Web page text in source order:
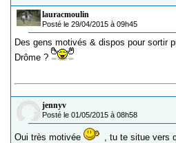
lauracmoulin
Posté le 29/04/2015 à 09h45
Des gens motivés & dispos pour sortir
Drôme ?
jennyv
Posté le 01/05/2015 à 08h58
Oui très motivée , tu te situe vers